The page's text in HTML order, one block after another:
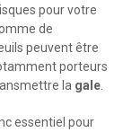
pour votre
de
peuvent être
porteurs
la gale
essentiel pour